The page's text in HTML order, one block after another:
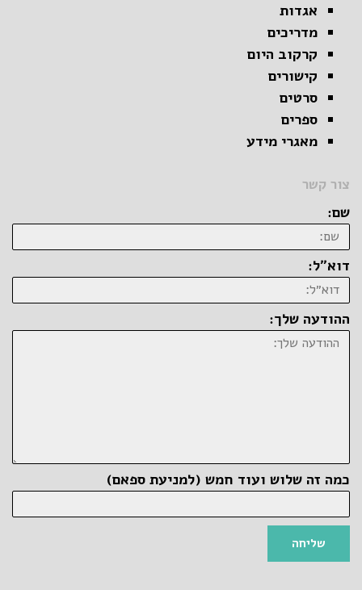
אגדות
מדריכים
קרקוב היום
קישורים
סרטים
ספרים
מאגרי מידע
צור קשר
שם:
דוא״ל:
ההודעה שלך:
כמה זה שלוש ועוד חמש (למניעת ספאם)
שליחה